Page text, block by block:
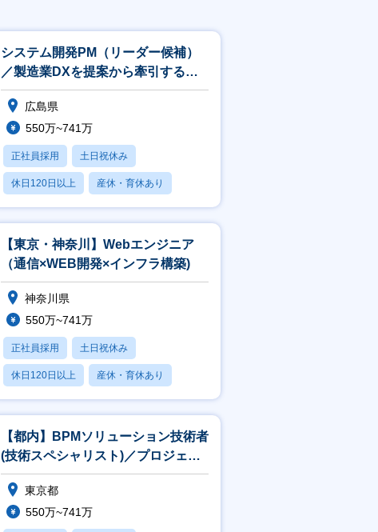
システム開発PM（リーダー候補）
／製造業DXを提案から牽引するプ
ロジェクトマネージャー
広島県
550万~741万
正社員採用 土日祝休み
休日120日以上 産休・育休あり
賞与あり
【東京・神奈川】Webエンジニア
（通信×WEB開発×インフラ構築)
神奈川県
550万~741万
正社員採用 土日祝休み
休日120日以上 産休・育休あり
賞与あり
【都内】BPMソリューション技術者
(技術スペシャリスト)／プロジェク
ト中核×上流工程×一部在宅可
東京都
550万~741万